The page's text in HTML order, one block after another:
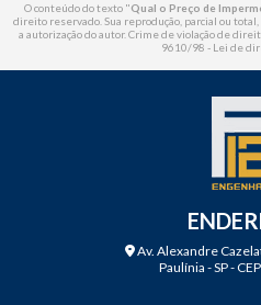
O conteúdo do texto "Qual o Preço de
direito reservado. Sua reprodução, parcial ou
a autorização do autor. Crime de violação de
9610/98 - Lei de
Av. Alexandre
Paulínia - SP -